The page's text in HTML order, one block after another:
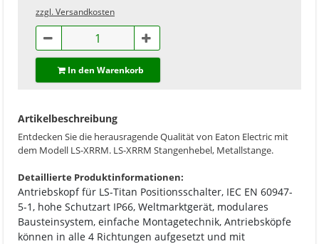
zzgl. Versandkosten
In den Warenkorb
Artikelbeschreibung
Entdecken Sie die herausragende Qualität von Eaton Electric mit
dem Modell LS-XRRM. LS-XRRM Stangenhebel, Metallstange.
Detaillierte Produktinformationen:
Antriebskopf für LS-Titan Positionsschalter, IEC EN 60947-
5-1, hohe Schutzart IP66, Weltmarktgerät, modulares
Bausteinsystem, einfache Montagetechnik, Antriebsköpfe
können in alle 4 Richtungen aufgesetzt und mit